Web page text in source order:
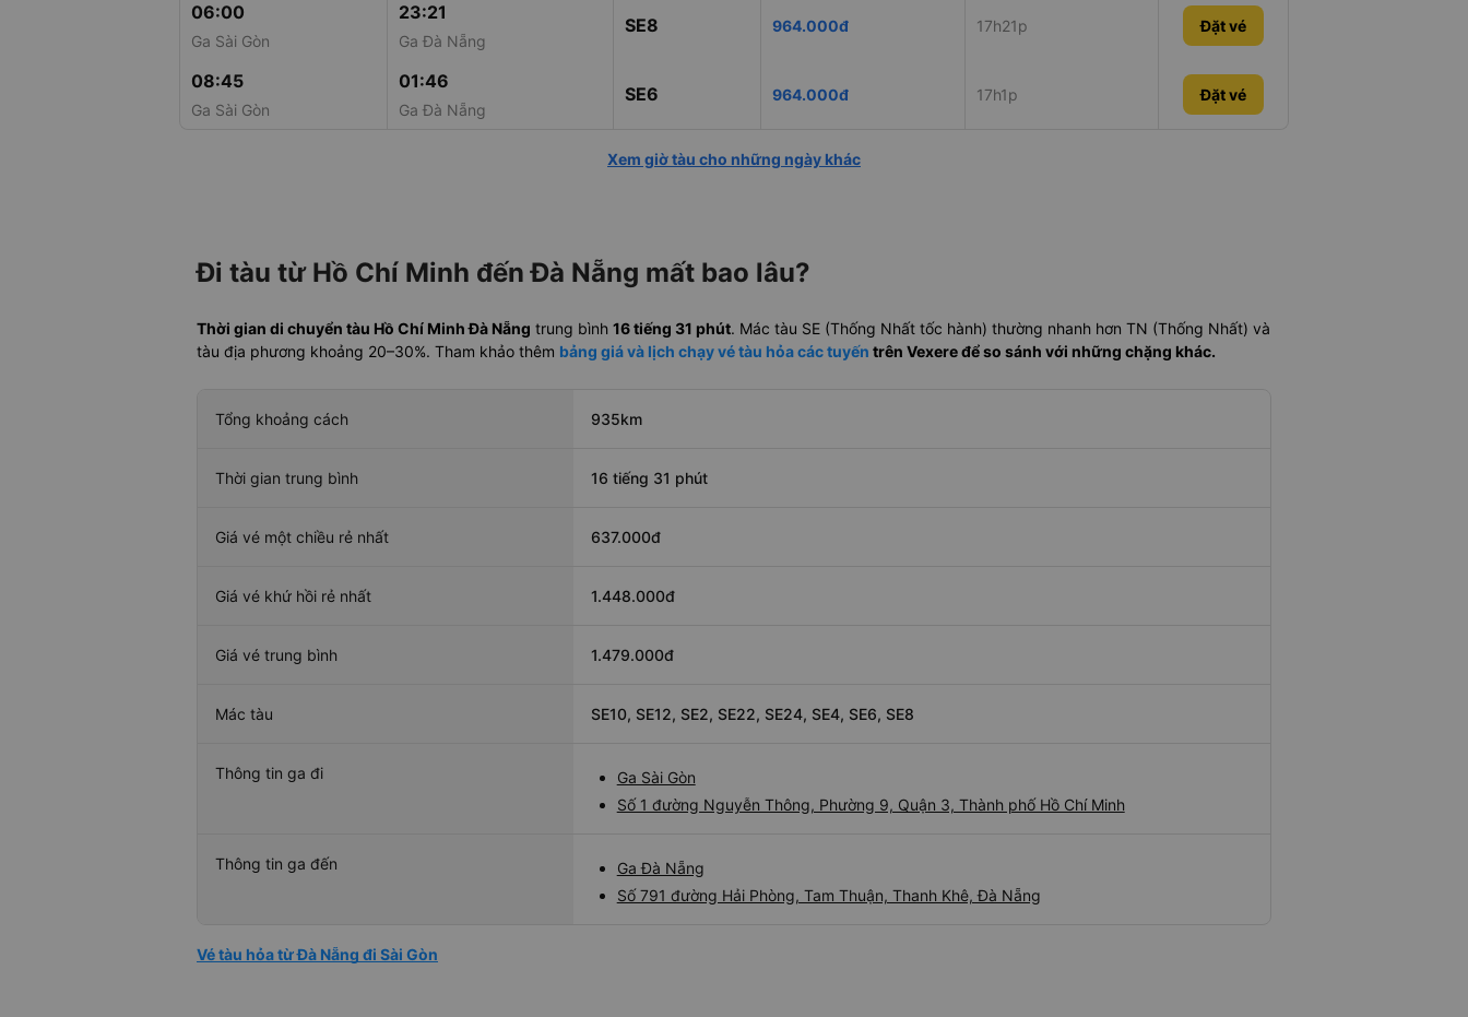
06:00
Ga Sài Gòn
23:21
Ga Đà Nẵng
SE8 964.000đ 17h21p Đặt vé
08:45
Ga Sài Gòn
01:46
Ga Đà Nẵng
SE6 964.000đ 17h1p Đặt vé
Xem giờ tàu cho những ngày khác
Đi tàu từ Hồ Chí Minh đến Đà Nẵng mất bao lâu?
Thời gian di chuyển tàu Hồ Chí Minh Đà Nẵng trung bình 16 tiếng 31 phút. Mác tàu SE (Thống Nhất tốc hành) thường nhanh hơn TN (Thống Nhất) và
tàu địa phương khoảng 20–30%. Tham khảo thêm bảng giá và lịch chạy vé tàu hỏa các tuyến trên Vexere để so sánh với những chặng khác.
Tổng khoảng cách 935km
Thời gian trung bình 16 tiếng 31 phút
Giá vé một chiều rẻ nhất 637.000đ
Giá vé khứ hồi rẻ nhất 1.448.000đ
Giá vé trung bình 1.479.000đ
Mác tàu SE10, SE12, SE2, SE22, SE24, SE4, SE6, SE8
Thông tin ga đi
Ga Sài Gòn
Số 1 đường Nguyễn Thông, Phường 9, Quận 3, Thành phố Hồ Chí Minh
Thông tin ga đến
Ga Đà Nẵng
Số 791 đường Hải Phòng, Tam Thuận, Thanh Khê, Đà Nẵng
Vé tàu hỏa từ Đà Nẵng đi Sài Gòn